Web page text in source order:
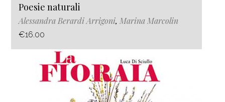
Poesie naturali
Alessandra Berardi Arrigoni, Marina Marcolin
€16.00